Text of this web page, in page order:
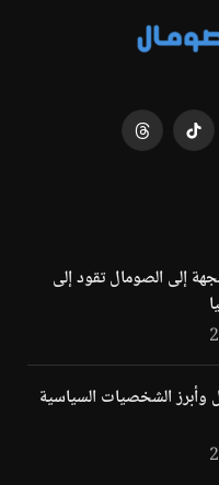
تيكتوك Threads
إلى الصومال تقود إلى
وأبرز الشخصيات السياسية